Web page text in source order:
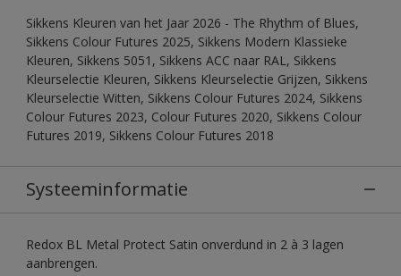
Sikkens Kleuren van het Jaar 2026 - The Rhythm of Blues,
Sikkens Colour Futures 2025, Sikkens Modern Klassieke
Kleuren, Sikkens 5051, Sikkens ACC naar RAL, Sikkens
Kleurselectie Kleuren, Sikkens Kleurselectie Grijzen, Sikkens
Kleurselectie Witten, Sikkens Colour Futures 2024, Sikkens
Colour Futures 2023, Colour Futures 2020, Sikkens Colour
Futures 2019, Sikkens Colour Futures 2018
Systeeminformatie
Redox BL Metal Protect Satin onverdund in 2 à 3 lagen
aanbrengen.